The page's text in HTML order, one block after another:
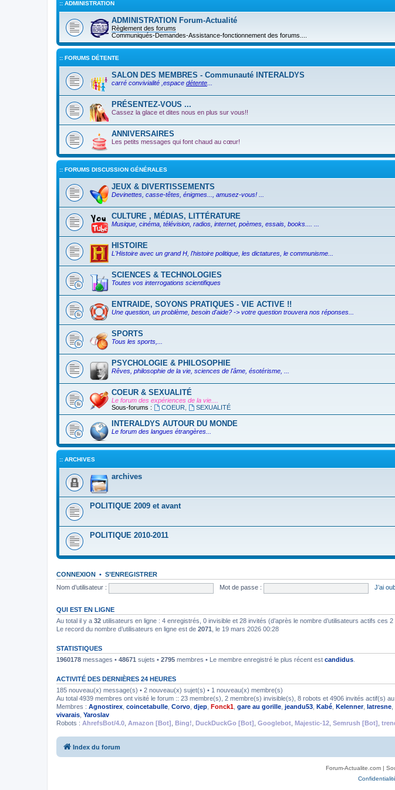
:: ADMINISTRATION
ADMINISTRATION Forum-Actualité
Règlement des forums
Communiqués-Demandes-Assistance-fonctionnement des forums....
:: FORUMS DÉTENTE
SALON DES MEMBRES - Communauté INTERALDYS
carré convivialité ,espace détente
PRÉSENTEZ-VOUS ...
Cassez la glace et dites nous en plus sur vous!!
ANNIVERSAIRES
Les petits messages qui font chaud au cœur!
:: FORUMS DISCUSSION GÉNÉRALES
JEUX & DIVERTISSEMENTS
Devinettes, casse-têtes, énigmes..., amusez-vous! ...
CULTURE , MÉDIAS, LITTÉRATURE
Musique, cinéma, télévision, radios, internet, poèmes, essais, books.... ...
HISTOIRE
L'Histoire avec un grand H, l'histoire politique, les dictatures, le communisme...
SCIENCES & TECHNOLOGIES
Toutes vos interrogations scientifiques
ENTRAIDE, SOYONS PRATIQUES - VIE ACTIVE !!
Une question, un problème, besoin d'aide? -> votre question trouvera nos réponses...
SPORTS
Tous les sports,...
PSYCHOLOGIE & PHILOSOPHIE
Rêves, philosophie de la vie, sciences de l'âme, ésotérisme, ...
COEUR & SEXUALITÉ
Le forum des expériences de la vie....
Sous-forums :
COEUR SEXUALITÉ
INTERALDYS AUTOUR DU MONDE
Le forum des langues étrangères...
:: ARCHIVES
archives
POLITIQUE 2009 et avant
POLITIQUE 2010-2011
CONNEXION • S’ENREGISTRER
Nom d’utilisateur :
Mot de passe : J’ai
QUI EST EN LIGNE
Au total il y a 32 utilisateurs en ligne : 4 enregistrés, 0 invisible et 28 invités (d’après le nombre d’utilisateurs actifs ces
Le record du nombre d’utilisateurs en ligne est de 2071 , le 19 mars 2026 00:28
STATISTIQUES
1960178 messages • 48671 sujets • 2795 membres • Le membre enregistré le plus récent est candidus
ACTIVITÉ DES DERNIÈRES 24 HEURES
185 nouveau(x) message(s) • 2 nouveau(x) sujet(s) • 1 nouveau(x) membre(s)
Au total 4939 membres ont visité le forum :: 23 membre(s), 2 membre(s) invisible(s), 8 robots et 4906 invités actif(s)
Membres : Agnostirex coincetabulle Corvo djep Fonck1 gare au gorille jeandu53 Kabé Kelenner, latresne
vivarais Yaroslav
Robots : AhrefsBot/4.0 Amazon [Bot] Bing! DuckDuckGo [Bot] Googlebot Majestic-12 Semrush [Bot]
Index du forum
Forum-Actualite.com |